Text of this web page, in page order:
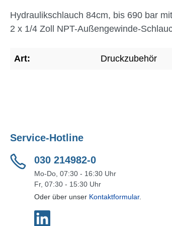
Hydraulikschlauch 84cm, bis 690 bar
2 x 1/4 Zoll NPT-Außengewinde-
Art: Druckzubehör
Service-Hotline
030 214982-0
Mo-Do, 07:30 - 16:30 Uhr
Fr, 07:30 - 15:30 Uhr
Oder über unser Kontaktformular.